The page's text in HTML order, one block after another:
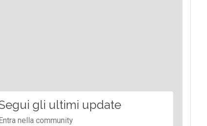
gli ultimi update
nella community